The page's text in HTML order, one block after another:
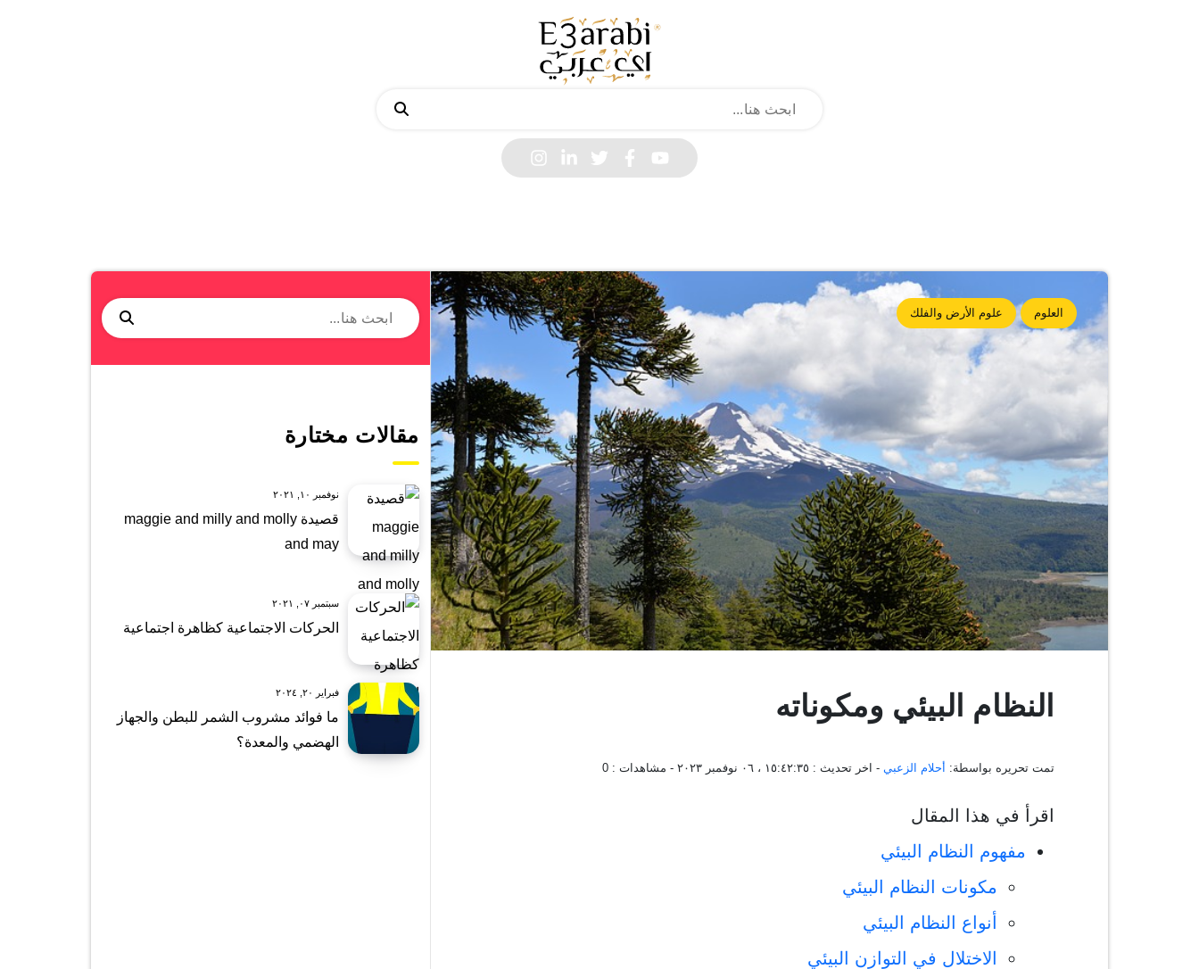
العلوم علوم الأرض والفلك
النظام البيئي ومكوناته
تمت تحريره بواسطة: أحلام الزعبي - اخر تحديث : ١٥:٤٢:٣٥ ، ٠٦ نوفمبر ٢٠٢٣ - مشاهدات : 0
اقرأ في هذا المقال
مفهوم النظام البيئي
مكونات النظام البيئي
أنواع النظام البيئي
الاختلال في التوازن البيئي
مقالات مختارة
نوفمبر ١٠, ٢٠٢١
قصيدة maggie and milly and molly
and may
سبتمبر ٠٧, ٢٠٢١
الحركات الاجتماعية كظاهرة اجتماعية
فبراير ٢٠, ٢٠٢٤
ما فوائد مشروب الشمر للبطن والجهاز
الهضمي والمعدة؟